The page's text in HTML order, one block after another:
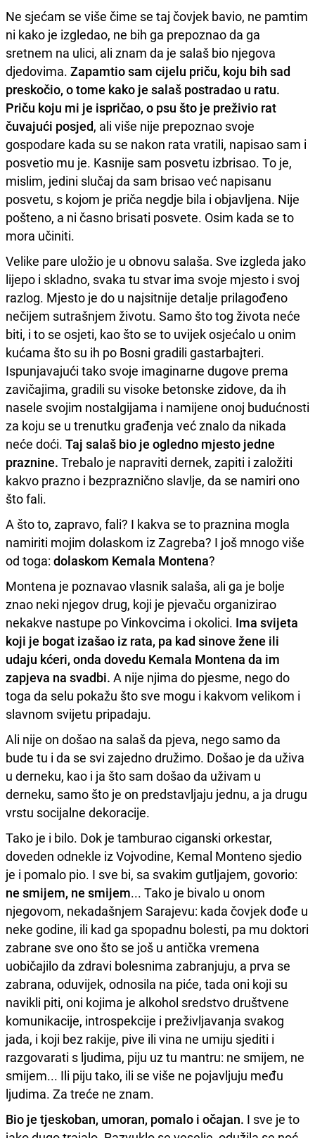
Ne sjećam se više čime se taj čovjek bavio, ne pamtim
ni kako je izgledao, ne bih ga prepoznao da ga
sretnem na ulici, ali znam da je salaš bio njegova
djedovima. Zapamtio sam cijelu priču, koju bih sad
preskočio, o tome kako je salaš postradao u ratu.
Priču koju mi je ispričao, o psu što je preživio rat
čuvajući posjed, ali više nije prepoznao svoje
gospodare kada su se nakon rata vratili, napisao sam i
posvetio mu je. Kasnije sam posvetu izbrisao. To je,
mislim, jedini slučaj da sam brisao već napisanu
posvetu, s kojom je priča negdje bila i objavljena. Nije
pošteno, a ni časno brisati posvete. Osim kada se to
mora učiniti.
Velike pare uložio je u obnovu salaša. Sve izgleda jako
lijepo i skladno, svaka tu stvar ima svoje mjesto i svoj
razlog. Mjesto je do u najsitnije detalje prilagođeno
nečijem sutrašnjem životu. Samo što tog života neće
biti, i to se osjeti, kao što se to uvijek osjećalo u onim
kućama što su ih po Bosni gradili gastarbajteri.
Ispunjavajući tako svoje imaginarne dugove prema
zavičajima, gradili su visoke betonske zidove, da ih
nasele svojim nostalgijama i namijene onoj budućnosti
za koju se u trenutku građenja već znalo da nikada
neće doći. Taj salaš bio je ogledno mjesto jedne
praznine. Trebalo je napraviti dernek, zapiti i založiti
kakvo prazno i bezpraznično slavlje, da se namiri ono
što fali.
A što to, zapravo, fali? I kakva se to praznina mogla
namiriti mojim dolaskom iz Zagreba? I još mnogo više
od toga: dolaskom Kemala Montena?
Montena je poznavao vlasnik salaša, ali ga je bolje
znao neki njegov drug, koji je pjevaču organizirao
nekakve nastupe po Vinkovcima i okolici. Ima svijeta
koji je bogat izašao iz rata, pa kad sinove žene ili
udaju kćeri, onda dovedu Kemala Montena da im
zapjeva na svadbi. A nije njima do pjesme, nego do
toga da selu pokažu što sve mogu i kakvom velikom i
slavnom svijetu pripadaju.
Ali nije on došao na salaš da pjeva, nego samo da
bude tu i da se svi zajedno družimo. Došao je da uživa
u derneku, kao i ja što sam došao da uživam u
derneku, samo što je on predstavljaju jednu, a ja drugu
vrstu socijalne dekoracije.
Tako je i bilo. Dok je tamburao ciganski orkestar,
doveden odnekle iz Vojvodine, Kemal Monteno sjedio
je i pomalo pio. I sve bi, sa svakim gutljajem, govorio:
ne smijem, ne smijem... Tako je bivalo u onom
njegovom, nekadašnjem Sarajevu: kada čovjek dođe u
neke godine, ili kad ga spopadnu bolesti, pa mu doktori
zabrane sve ono što se još u antička vremena
uobičajilo da zdravi bolesnima zabranjuju, a prva se
zabrana, oduvijek, odnosila na piće, tada oni koji su
navikli piti, oni kojima je alkohol sredstvo društvene
komunikacije, introspekcije i preživljavanja svakog
jada, i koji bez rakije, pive ili vina ne umiju sjediti i
razgovarati s ljudima, piju uz tu mantru: ne smijem, ne
smijem... Ili piju tako, ili se više ne pojavljuju među
ljudima. Za treće ne znam.
Bio je tjeskoban, umoran, pomalo i očajan. I sve je to